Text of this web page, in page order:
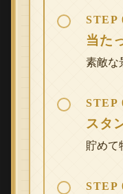
STEP
当た
素敵な
STEP
スタ
貯めて
STEP